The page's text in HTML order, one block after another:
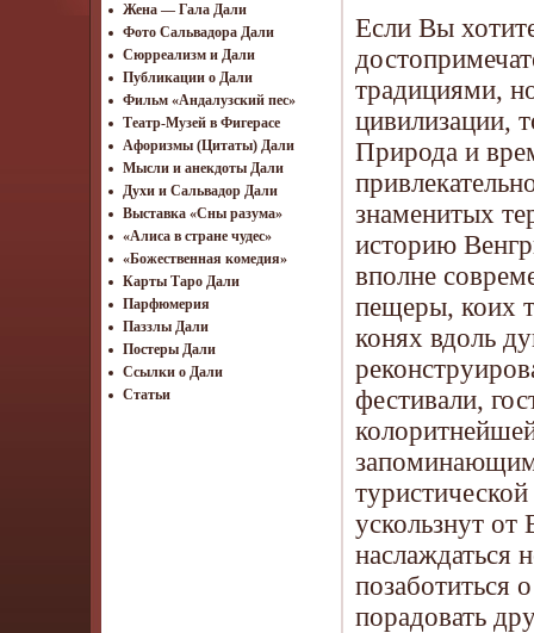
Жена — Гала Дали
Фото Сальвадора Дали
Cюрреализм и Дали
Публикации о Дали
Фильм «Андалузский пес»
Театр-Музей в Фигерасе
Афоризмы (Цитаты) Дали
Мысли и анекдоты Дали
Духи и Сальвадор Дали
Выставка «Сны разума»
«Алиса в стране чудес»
«Божественная комедия»
Карты Таро Дали
Парфюмерия
Паззлы Дали
Постеры Дали
Ссылки о Дали
Статьи
Если Вы
традициями,
цивилизации,
Природа и
знаменитых
историю
вполне
пещеры, коих
конях вдоль
фестивали,
ускользнут
наслаждаться
позаботиться
порадовать